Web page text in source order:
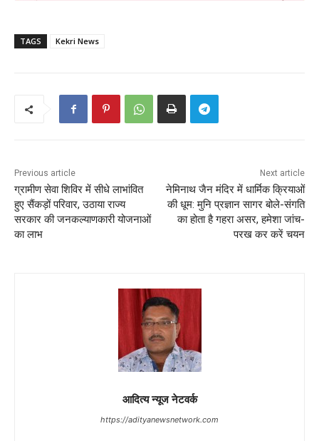
TAGS Kekri News
Previous article
ग्रामीण सेवा शिविर में सीधे लाभांवित
हुए सैंकड़ों परिवार, उठाया राज्य
सरकार की जनकल्याणकारी योजनाओं
का लाभ
Next article
नेमिनाथ जैन मंदिर में धार्मिक क्रियाओं
की धूम: मुनि प्रज्ञान सागर बोले-संगति
का होता है गहरा असर, हमेशा जांच-
परख कर करें चयन
आदित्य न्यूज नेटवर्क
https://adityanewsnetwork.com